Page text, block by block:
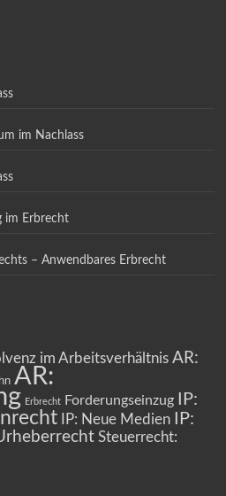
im Nachlass
im Erbrecht
– Anwendbares Erbrecht
im Arbeitsverhältnis AR:
AR:
Erbrecht Forderungseinzug
IP:
IP: Neue Medien
IP:
Steuerrecht: